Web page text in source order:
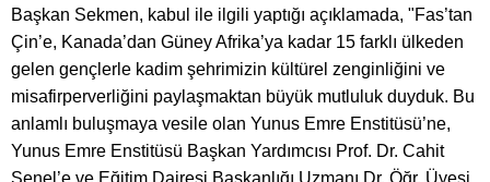
Başkan Sekmen, kabul ile ilgili yaptığı açıklamada, "Fas’tan
Çin’e, Kanada’dan Güney Afrika’ya kadar 15 farklı ülkeden
gelen gençlerle kadim şehrimizin kültürel zenginliğini ve
misafirperverliğini paylaşmaktan büyük mutluluk duyduk. Bu
anlamlı buluşmaya vesile olan Yunus Emre Enstitüsü’ne,
Yunus Emre Enstitüsü Başkan Yardımcısı Prof. Dr. Cahit